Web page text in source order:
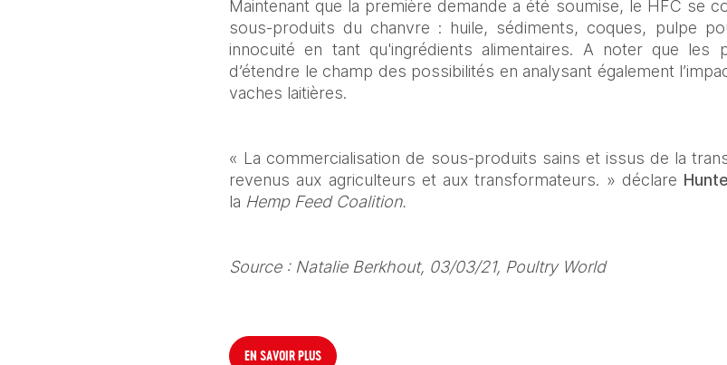
Maintenant que la première demande a été soumise, le HFC se
sous-produits du chanvre : huile, sédiments, coques, pulpe
innocuité en tant qu'ingrédients alimentaires. A noter que
d’étendre le champ des possibilités en analysant également
vaches laitières.
« La commercialisation de sous-produits sains et issus de la
revenus aux agriculteurs et aux transformateurs. » déclare
la Hemp Feed Coalition.
Source : Natalie Berkhout, 03/03/21, Poultry World
EN SAVOIR PLUS